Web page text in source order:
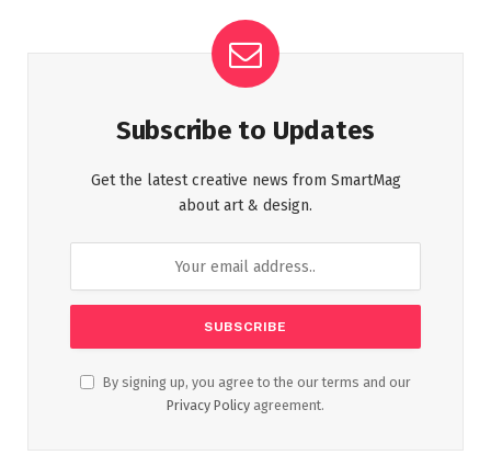
Subscribe to Updates
Get the latest creative news from SmartMag
about art & design.
By signing up, you agree to the our terms and our
Privacy Policy agreement.